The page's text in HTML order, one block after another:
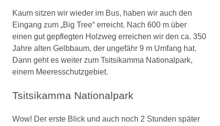
Kaum sitzen wir wieder im Bus, haben wir auch den
Eingang zum „Big Tree“ erreicht. Nach 600 m über
einen gut gepflegten Holzweg erreichen wir den ca. 350
Jahre alten Gelbbaum, der ungefähr 9 m Umfang hat.
Dann geht es weiter zum Tsitsikamma Nationalpark,
einem Meeresschutzgebiet.
Tsitsikamma Nationalpark
Wow! Der erste Blick und auch noch 2 Stunden später